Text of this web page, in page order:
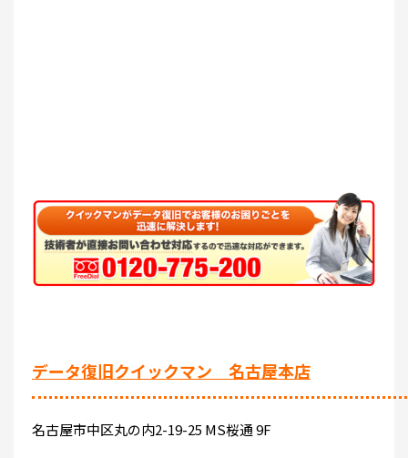
データ復旧クイックマン 名古屋本店
名古屋市中区丸の内2-19-25 MS桜通 9F